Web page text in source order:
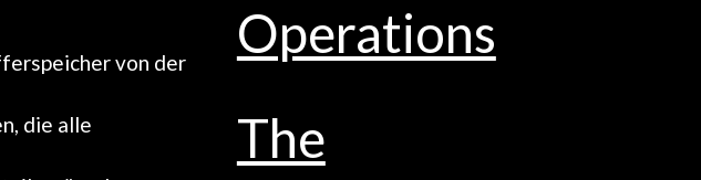
von der
die alle
Operations
The